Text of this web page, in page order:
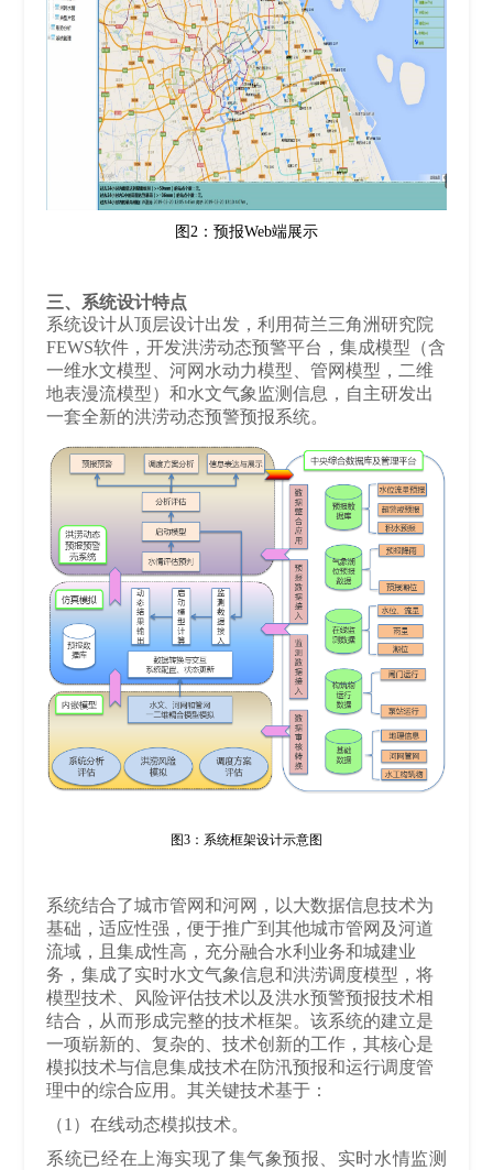
图2：预报Web端展示
三、系统设计特点
系统设计从顶层设计出发，利用荷兰三角洲研究院
FEWS软件，开发洪涝动态预警平台，集成模型（含
一维水文模型、河网水动力模型、管网模型，二维
地表漫流模型）和水文气象监测信息，自主研发出
一套全新的洪涝动态预警预报系统。
图3：系统框架设计示意图
系统结合了城市管网和河网，以大数据信息技术为
基础，适应性强，便于推广到其他城市管网及河道
流域，且集成性高，充分融合水利业务和城建业
务，集成了实时水文气象信息和洪涝调度模型，将
模型技术、风险评估技术以及洪水预警预报技术相
结合，从而形成完整的技术框架。该系统的建立是
一项崭新的、复杂的、技术创新的工作，其核心是
模拟技术与信息集成技术在防汛预报和运行调度管
理中的综合应用。其关键技术基于：
（1）在线动态模拟技术。
系统已经在上海实现了集气象预报、实时水情监测